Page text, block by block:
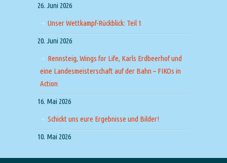
26. Juni 2026
Unser Wettkampf-Rückblick: Teil 1
20. Juni 2026
Rennsteig, Wings for Life, Karls Erdbeerhof und
eine Landesmeisterschaft auf der Bahn – FIKOs in
Action
16. Mai 2026
Schickt uns eure Ergebnisse und Bilder!
10. Mai 2026